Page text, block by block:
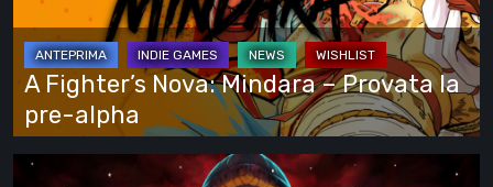
Provata
la
alpha
A Fighter’s Nova: Mindara – Provata la
pre-alpha
Hollow